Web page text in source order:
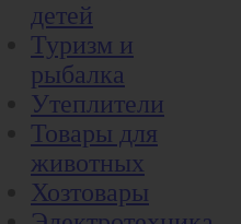
детей
Туризм и
рыбалка
Утеплители
Товары для
животных
Хозтовары